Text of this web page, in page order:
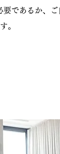
であるか、
。